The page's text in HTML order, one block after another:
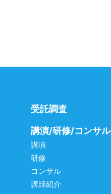
受託調査
講演/研修/コンサル
講演
研修
コンサル
講師紹介